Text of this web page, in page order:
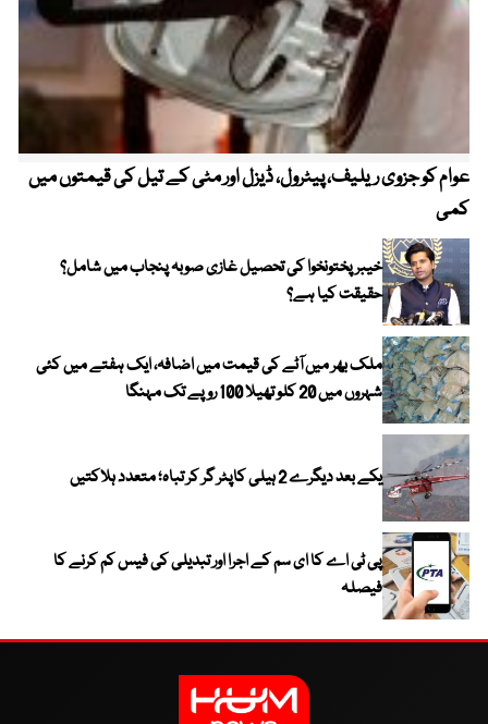
عوام کو جزوی ریلیف، پیٹرول، ڈیزل اور مٹی کے تیل کی قیمتوں میں
کمی
خیبر پختونخوا کی تحصیل غازی صوبہ پنجاب میں شامل؟
حقیقت کیا ہے؟
ملک بھر میں آٹے کی قیمت میں اضافہ، ایک ہفتے میں کئی
شہروں میں 20 کلو تھیلا 100 روپے تک مہنگا
یکے بعد دیگرے 2 ہیلی کاپٹر گر کر تباہ؛ متعدد ہلاکتیں
پی ٹی اے کا ای سم کے اجرا اور تبدیلی کی فیس کم کرنے کا
فیصلہ